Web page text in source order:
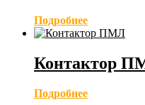
Подробнее
Контактор
Подробнее